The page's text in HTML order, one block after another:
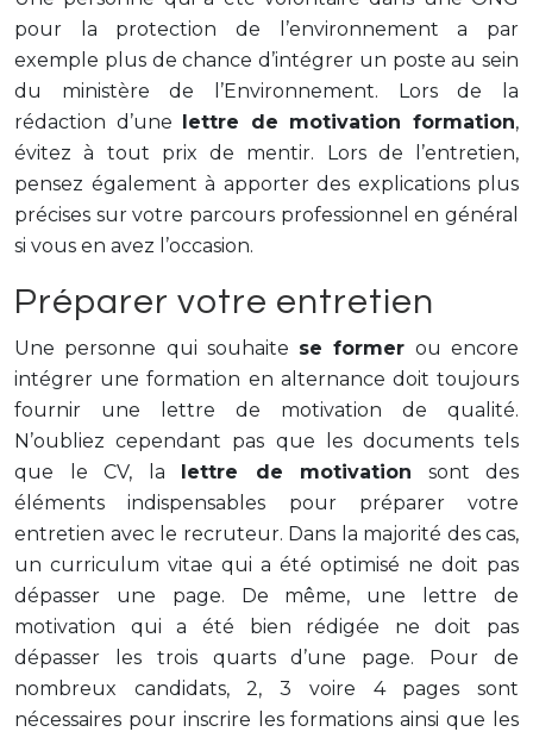
pour la protection de l’environnement a par
exemple plus de chance d’intégrer un poste au sein
du ministère de l’Environnement. Lors de la
rédaction d’une lettre de motivation formation,
évitez à tout prix de mentir. Lors de l’entretien,
pensez également à apporter des explications plus
précises sur votre parcours professionnel en général
si vous en avez l’occasion.
Préparer votre entretien
Une personne qui souhaite se former ou encore
intégrer une formation en alternance doit toujours
fournir une lettre de motivation de qualité.
N’oubliez cependant pas que les documents tels
que le CV, la lettre de motivation sont des
éléments indispensables pour préparer votre
entretien avec le recruteur. Dans la majorité des cas,
un curriculum vitae qui a été optimisé ne doit pas
dépasser une page. De même, une lettre de
motivation qui a été bien rédigée ne doit pas
dépasser les trois quarts d’une page. Pour de
nombreux candidats, 2, 3 voire 4 pages sont
nécessaires pour inscrire les formations ainsi que les